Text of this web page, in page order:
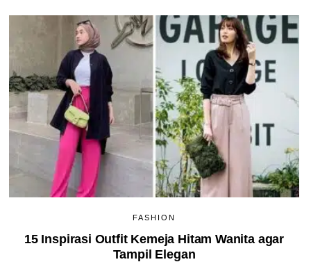
FASHION
15 Inspirasi Outfit Kemeja Hitam Wanita agar
Tampil Elegan